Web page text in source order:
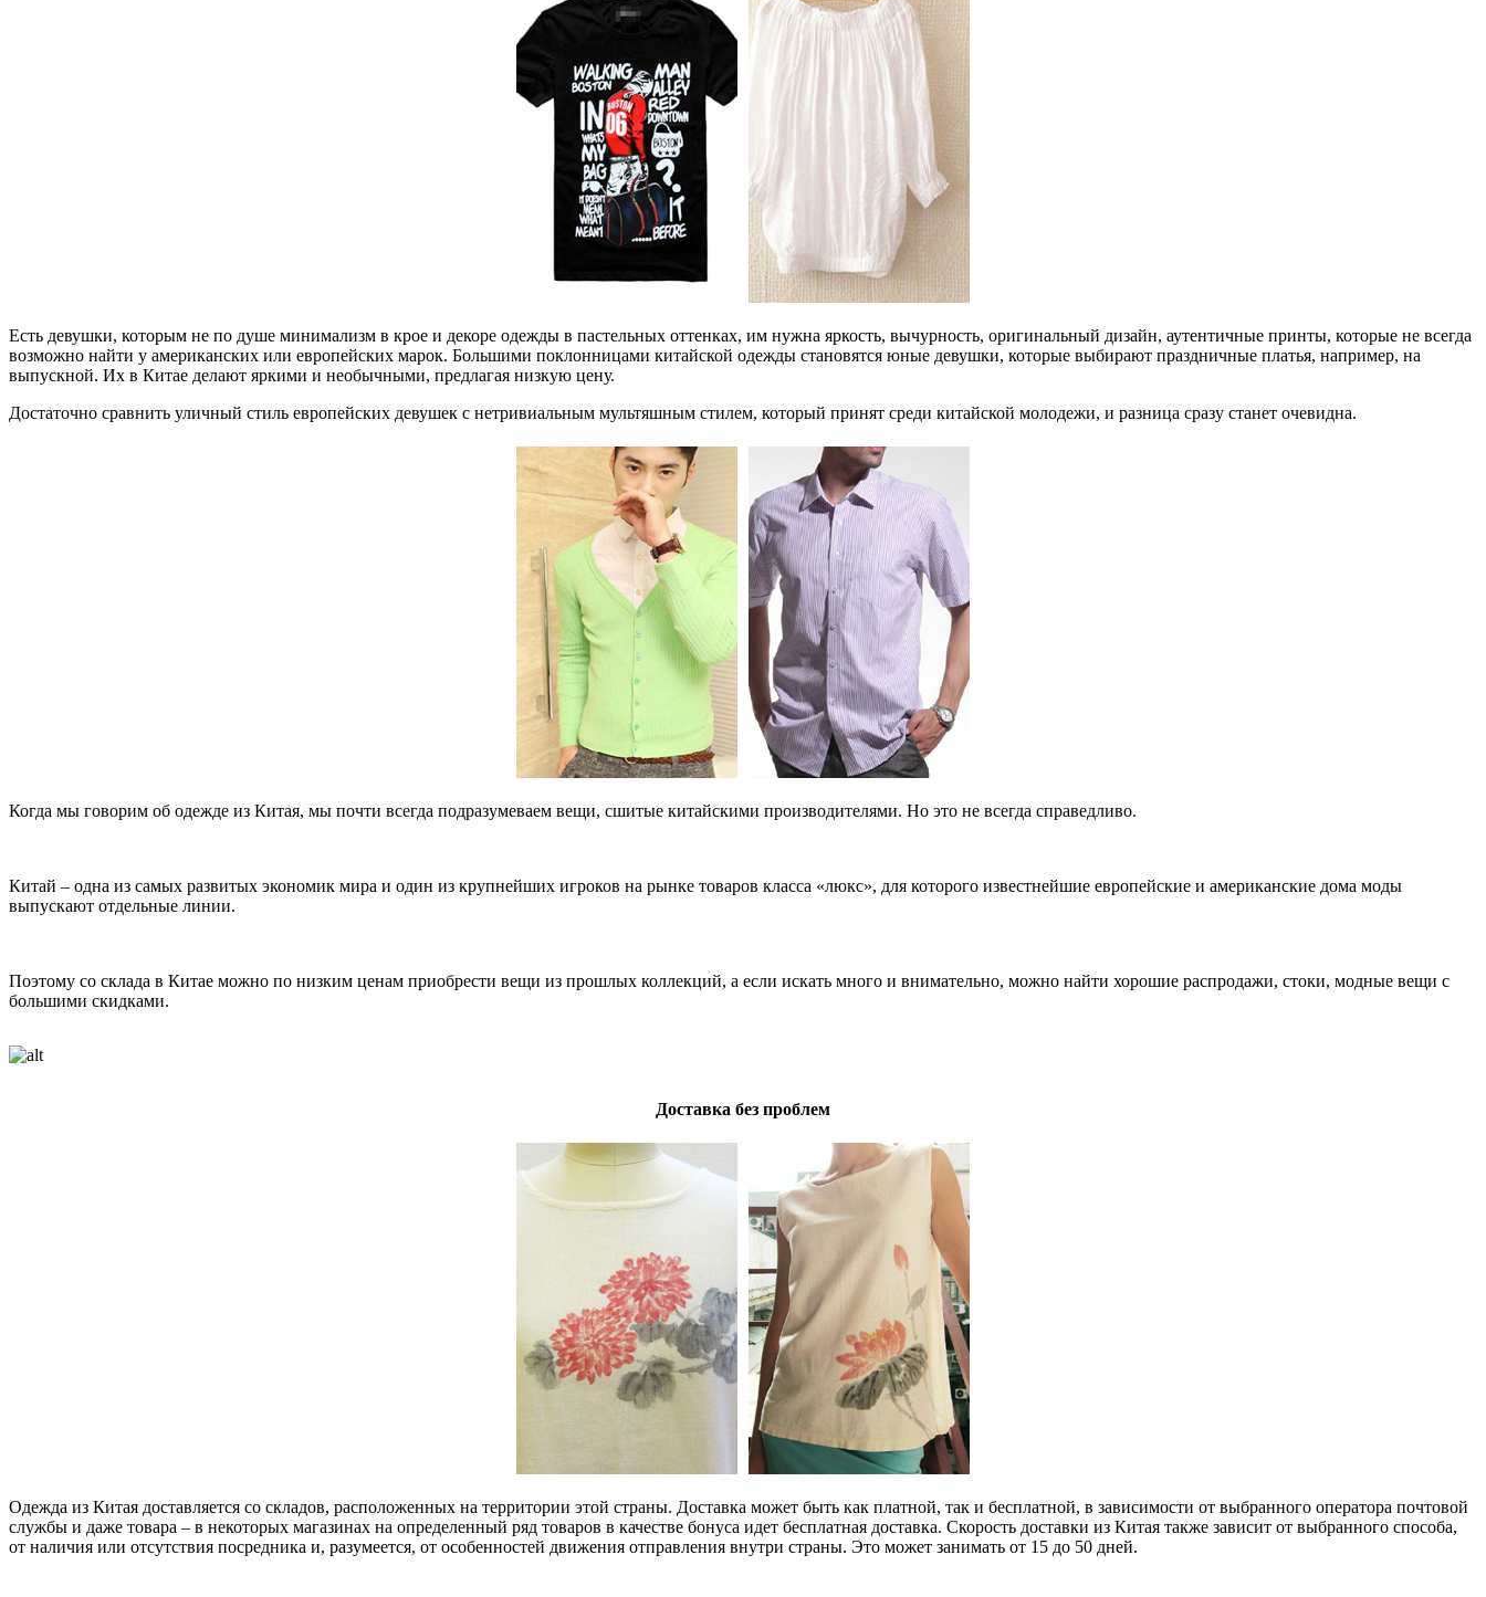
Есть девушки, которым не по душе минимализм в крое и декоре одежды в пастельных оттенках, им нужна яркость, вычурность, оригинальный дизайн, аутентичные принты, которые не всегда
возможно найти у американских или европейских марок. Большими поклонницами китайской одежды становятся юные девушки, которые выбирают праздничные платья, например, на
выпускной. Их в Китае делают яркими и необычными, предлагая низкую цену.
Достаточно сравнить уличный стиль европейских девушек с нетривиальным мультяшным стилем, который принят среди китайской молодежи, и разница сразу станет очевидна.
Когда мы говорим об одежде из Китая, мы почти всегда подразумеваем вещи, сшитые китайскими производителями. Но это не всегда справедливо.
Китай – одна из самых развитых экономик мира и один из крупнейших игроков на рынке товаров класса «люкс», для которого известнейшие европейские и американские дома моды
выпускают отдельные линии.
Поэтому со склада в Китае можно по низким ценам приобрести вещи из прошлых коллекций, а если искать много и внимательно, можно найти хорошие распродажи, стоки, модные вещи с
большими скидками.
Доставка без проблем
Одежда из Китая доставляется со складов, расположенных на территории этой страны. Доставка может быть как платной, так и бесплатной, в зависимости от выбранного оператора почтовой
службы и даже товара – в некоторых магазинах на определенный ряд товаров в качестве бонуса идет бесплатная доставка. Скорость доставки из Китая также зависит от выбранного способа,
от наличия или отсутствия посредника и, разумеется, от особенностей движения отправления внутри страны. Это может занимать от 15 до 50 дней.